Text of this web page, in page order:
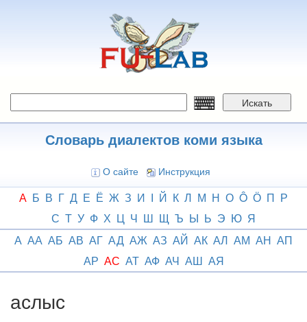
Искать
Словарь диалектов коми языка
О сайте Инструкция
А Б В Г Д Е Ё Ж З И І Й К Л М Н О Ô Ӧ П Р
С Т У Ф Х Ц Ч Ш Щ Ъ Ы Ь Э Ю Я
А АА АБ АВ АГ АД АЖ АЗ АЙ АК АЛ АМ АН АП
АР АС АТ АФ АЧ АШ АЯ
аслыс